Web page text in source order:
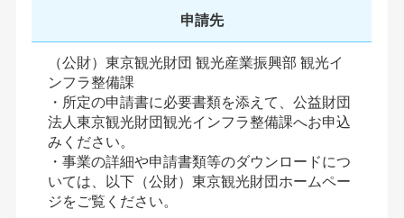
申請先
（公財）東京観光財団 観光産業振興部 観光イ
ンフラ整備課
・所定の申請書に必要書類を添えて、公益財団
法人東京観光財団観光インフラ整備課へお申込
みください。
・事業の詳細や申請書類等のダウンロードにつ
いては、以下（公財）東京観光財団ホームペー
ジをご覧ください。